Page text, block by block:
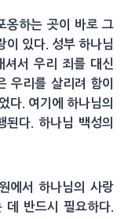
옹하는 곳이 바로 그
이 있다. 성부 하나님
셔서 우리 죄를 대신
우리를 살리려 함이
다. 여기에 하나님의
다. 하나님 백성의
에서 하나님의 사랑
반드시 필요하다.